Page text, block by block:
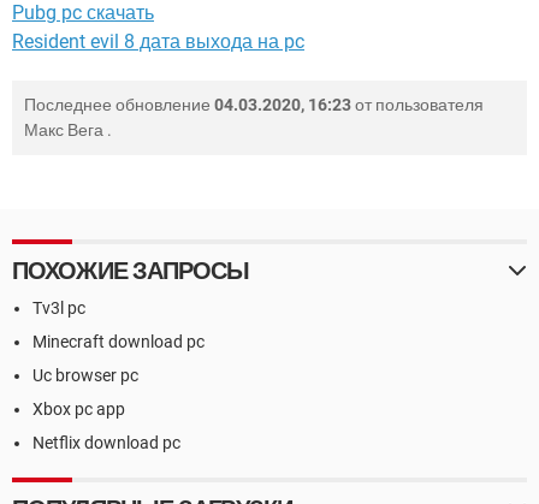
Pubg pc скачать
Resident evil 8 дата выхода на pc
Последнее обновление 04.03.2020, 16:23от пользователя
Макс Вега .
ПОХОЖИЕ ЗАПРОСЫ
Tv3l pc
Minecraft download pc
Uc browser pc
Xbox pc app
Netflix download pc